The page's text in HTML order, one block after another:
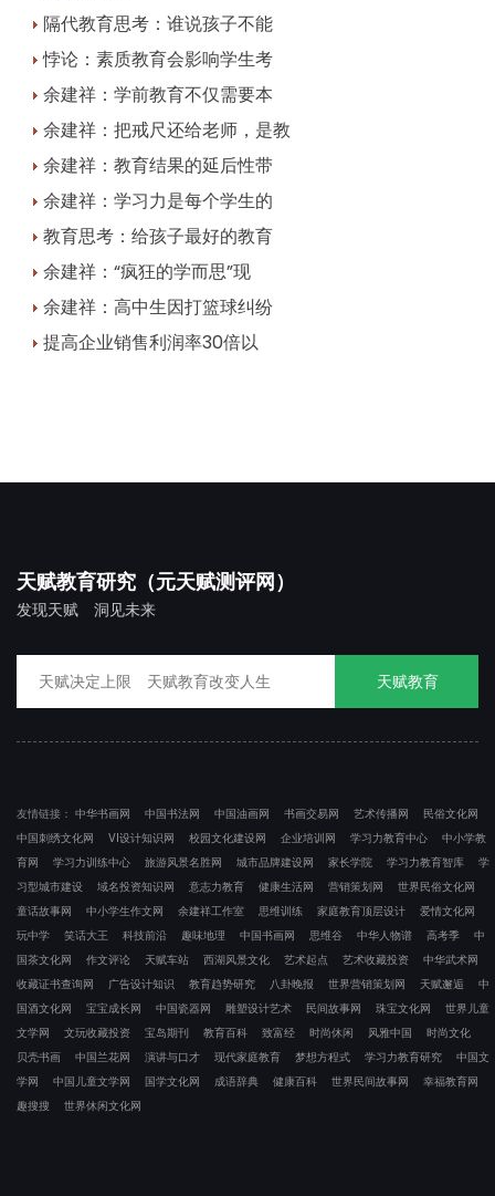
隔代教育思考：谁说孩子不能
悖论：素质教育会影响学生考
余建祥：学前教育不仅需要本
余建祥：把戒尺还给老师，是教
余建祥：教育结果的延后性带
余建祥：学习力是每个学生的
教育思考：给孩子最好的教育
余建祥：“疯狂的学而思”现
余建祥：高中生因打篮球纠纷
提高企业销售利润率30倍以
天赋教育研究（元天赋测评网）
发现天赋 洞见未来
天赋教育
友情链接： 中华书画网 中国书法网 中国油画网 书画交易网 艺术传播网
民俗文化网
中国刺绣文化网
VI设计知识网 校园文化建设网 企业培训网 学习力教育中心
中小学教
育网
学习力训练中心 旅游风景名胜网 城市品牌建设网 家长学院 学习力教育智库
学
习型城市建设
域名投资知识网 意志力教育 健康生活网 营销策划网
世界民俗文化网
童话故事网
中小学生作文网 余建祥工作室 思维训练 家庭教育顶层设计
爱情文化网
玩中学
笑话大王 科技前沿 趣味地理 中国书画网 思维谷 中华人物谱 高考季
中
国茶文化网
作文评论 天赋车站 西湖风景文化 艺术起点 艺术收藏投资
中华武术网
收藏证书查询网
广告设计知识 教育趋势研究 八卦晚报 世界营销策划网 天赋邂逅
中
国酒文化网
宝宝成长网 中国瓷器网 雕塑设计艺术 民间故事网 珠宝文化网
世界儿童
文学网
文玩收藏投资 宝岛期刊 教育百科 致富经 时尚休闲 风雅中国
时尚文化
贝壳书画
中国兰花网 演讲与口才 现代家庭教育 梦想方程式 学习力教育研究
中国文
学网
中国儿童文学网 国学文化网 成语辞典 健康百科 世界民间故事网
幸福教育网
趣搜搜
世界休闲文化网